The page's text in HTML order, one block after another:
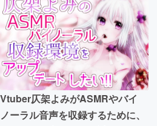
アート・写真
テクノロジー・ガジェット
映像・映画
ビジネス・起業
Vtuber仄架よみがASMRやバイ
ノーラル音声を収録するために、